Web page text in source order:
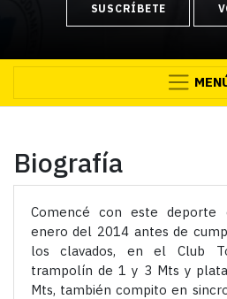
SUSCRÍBETE
Biografía
Comencé con este deporte
enero del 2014 antes de
los clavados, en el Club
trampolín de 1 y 3 Mts y
Mts, también compito en